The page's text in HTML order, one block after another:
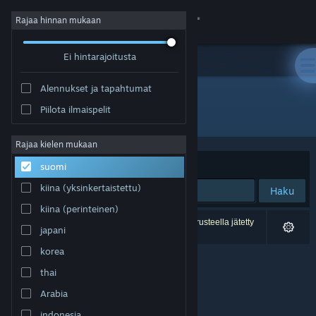
Kirjaudu sisään
Tietoa
Tuki
Vaihda kieli
Hanki Steam-mobiilisovellus
Näytä työpöytäsivusto
Rajaa hinnan mukaan
Ei hintarajoitusta
Alennukset ja tapahtumat
Piilota ilmaispelit
Rajaa kielen mukaan
suomi
kiina (yksinkertaistettu)
kiina (perinteinen)
japani
korea
thai
Arabia
Kehittäjä: Wronghut
Järjestelyperuste
Haku
0 tulosta vastaa hakuasi. 1 peli on asetustesi perusteella jätetty
pois.